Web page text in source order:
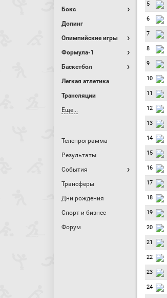
Бокс
Допинг
Олимпийские игры
Формула-1
Баскетбол
Легкая атлетика
Трансляции
Еще...
Телепрограмма
Результаты
События
Трансферы
Дни рождения
Спорт и бизнес
Форум
5
6
7
8
9
10
11
12
13
14
15
16
17
18
19
20
21
22
23
24